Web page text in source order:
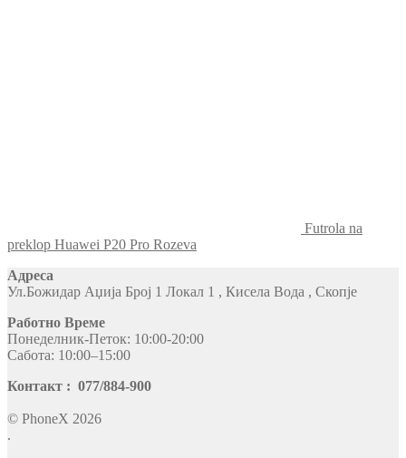
Futrola na
preklop Huawei P20 Pro Rozeva
Адреса
Ул.Божидар Аџија Број 1 Локал 1 , Кисела Вода , Скопје
Работно Време
Понеделник-Петок: 10:00-20:00
Сабота: 10:00–15:00
Контакт : 077/884-900
© PhoneX 2026
.